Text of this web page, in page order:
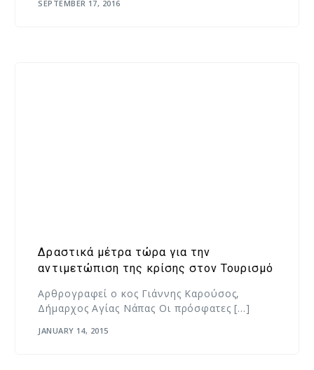
SEPTEMBER 17, 2016
Δραστικά μέτρα τώρα για την
αντιμετώπιση της κρίσης στον Τουρισμό
Aρθρογραφεί ο κος Γιάννης Καρούσος,
Δήμαρχος Αγίας Νάπας Oι πρόσφατες […]
JANUARY 14, 2015